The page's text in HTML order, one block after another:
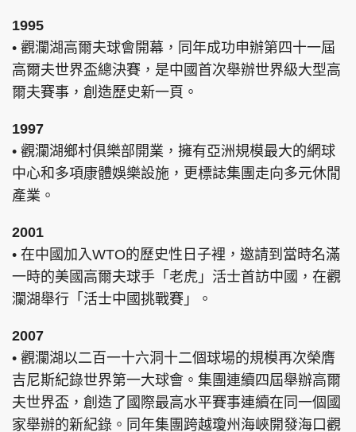
1995
• 觀瀾湖高爾夫球會開幕，同年成功申辦第四十一屆
高爾夫世界盃總決賽，是中國首次舉辦世界級大型高
爾夫賽事，創造歷史新一頁。
1997
• 觀瀾湖鄉村俱樂部開業，擁有亞洲規模最大的網球
中心和多項康體娛樂設施，更標誌集團走向多元休閒
產業。
2001
• 在中國加入WTO的歷史性日子裡，邀請到當時名滿
一時的美國高爾夫球手「老虎」活士首訪中國，在觀
瀾湖舉行「活士中國挑戰賽」。
2007
• 觀瀾湖以二百一十六洞十二個球場的規模再次榮膺
吉尼斯紀錄世界第一大球會。集團連續四屆舉辦高爾
夫世界盃，創造了國際最高水平賽事連續在同一個國
家舉辦的新紀錄。同年集團跨越瓊州海峽開發海口觀